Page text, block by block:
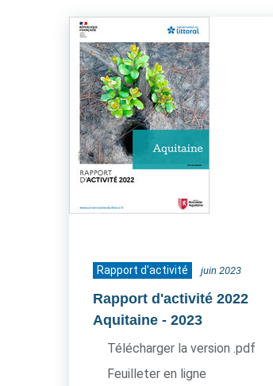
Rapport d'activité juin 2023
Rapport d'activité 2022
Aquitaine - 2023
Télécharger la version .pdf
Feuilleter en ligne